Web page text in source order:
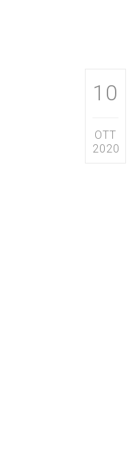
10
OTT
2020